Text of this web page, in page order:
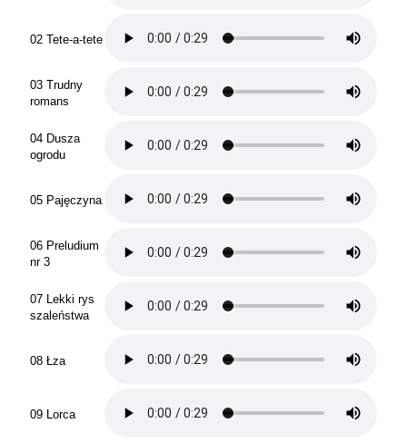
02 Tete-a-tete
03 Trudny
romans
04 Dusza
ogrodu
05 Pajęczyna
06 Preludium
nr 3
07 Lekki rys
szaleństwa
08 Łza
09 Lorca